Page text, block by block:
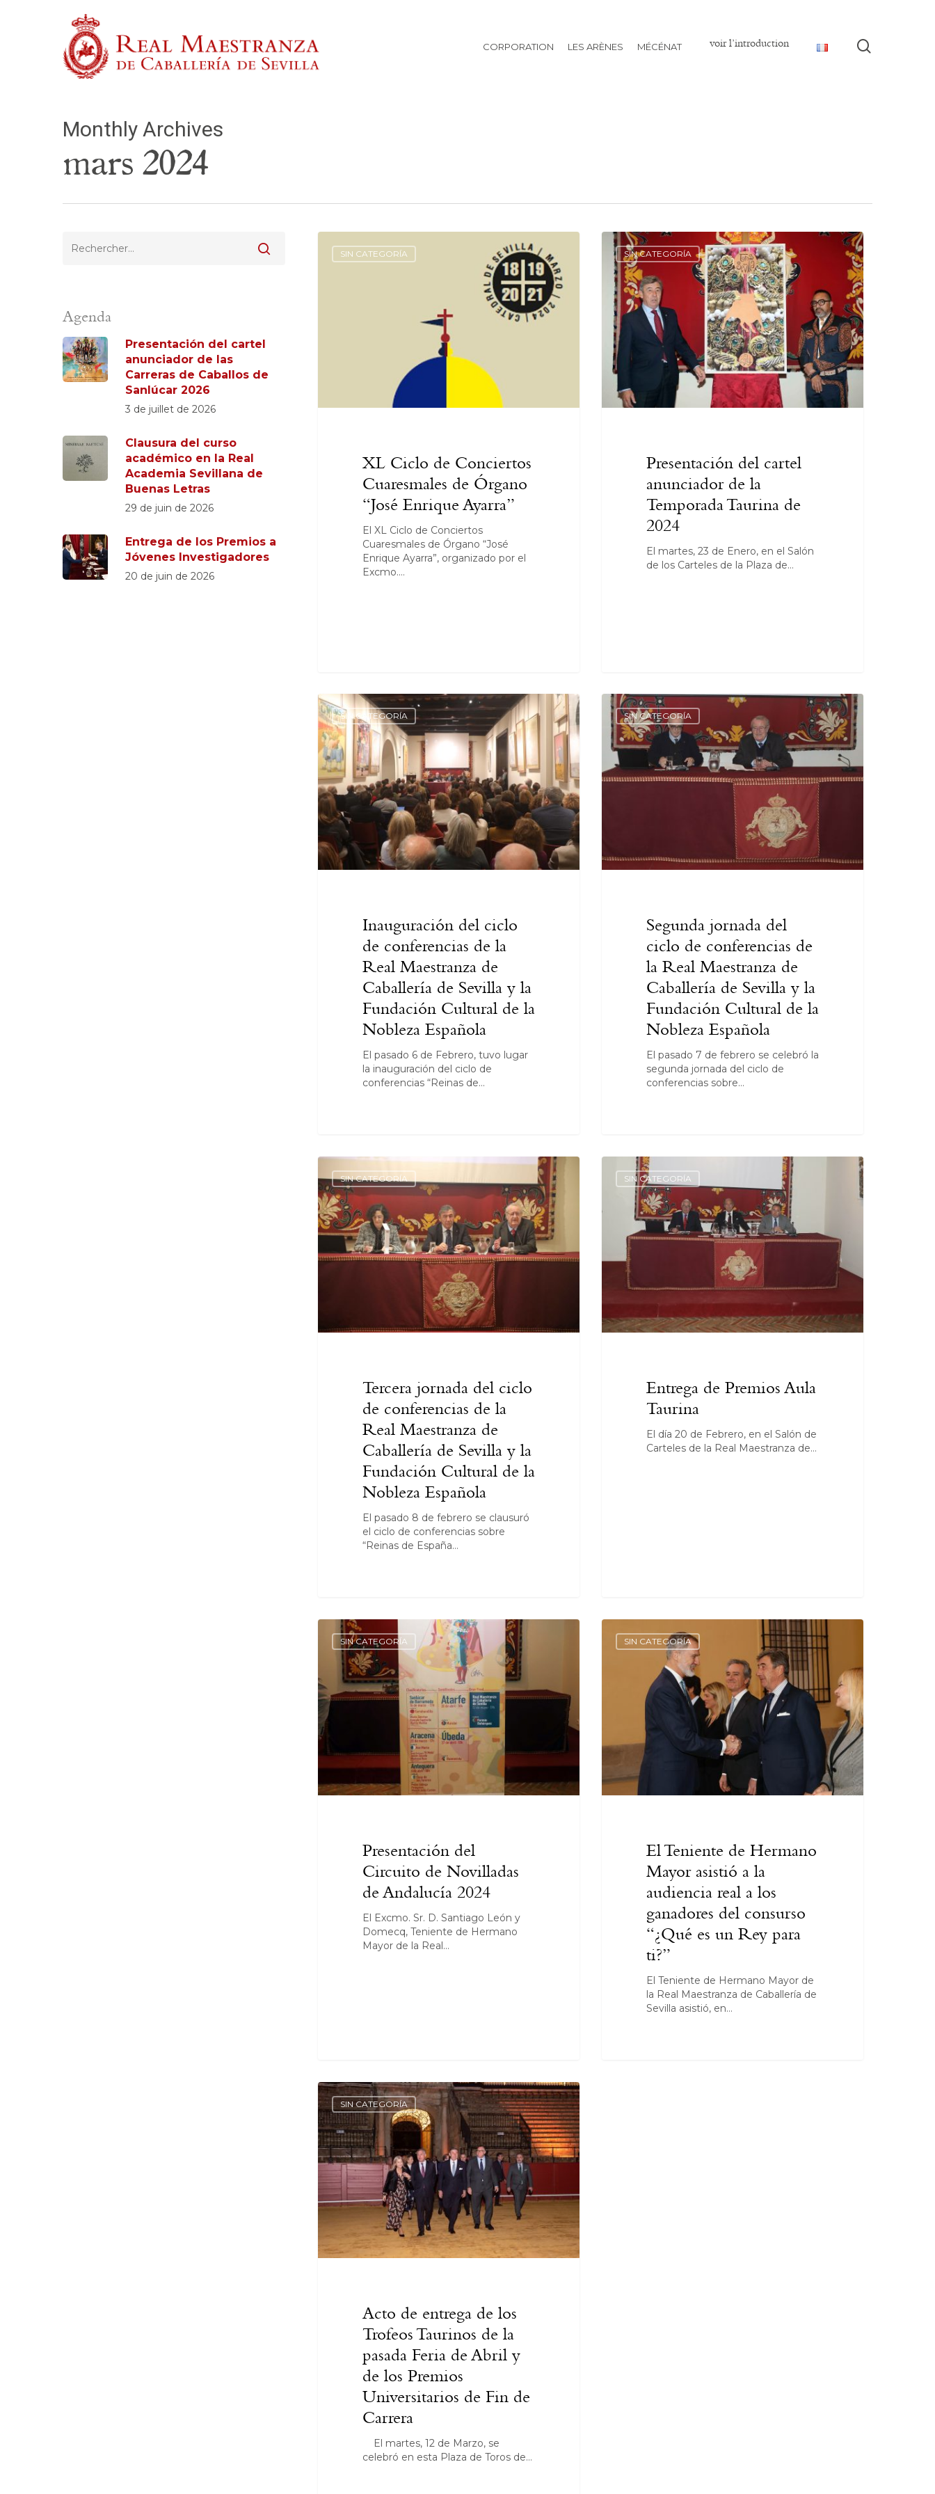
Tape entrée pour rechercher ou échap pour fermer
CORPORATION LES ARÈNES MÉCÉNAT voir l’introduction
Monthly Archives
mars 2024
SIN CATEGORÍA
XL Ciclo de Conciertos
Cuaresmales de Órgano
“José Enrique Ayarra”
El XL Ciclo de Conciertos
Cuaresmales de Órgano “José
Enrique Ayarra”, organizado por el
Excmo.…
SIN CATEGORÍA
Presentación del cartel
anunciador de la
Temporada Taurina de
2024
El martes, 23 de Enero, en el Salón
de los Carteles de la Plaza de…
SIN CATEGORÍA
Inauguración del ciclo
de conferencias de la
Real Maestranza de
Caballería de Sevilla y la
Fundación Cultural de la
Nobleza Española
El pasado 6 de Febrero, tuvo lugar
la inauguración del ciclo de
conferencias “Reinas de…
SIN CATEGORÍA
Segunda jornada del
ciclo de conferencias de
la Real Maestranza de
Caballería de Sevilla y la
Fundación Cultural de la
Nobleza Española
El pasado 7 de febrero se celebró la
segunda jornada del ciclo de
conferencias sobre…
SIN CATEGORÍA
Tercera jornada del ciclo
de conferencias de la
Real Maestranza de
Caballería de Sevilla y la
Fundación Cultural de la
Nobleza Española
El pasado 8 de febrero se clausuró
el ciclo de conferencias sobre
“Reinas de España…
SIN CATEGORÍA
Entrega de Premios Aula
Taurina
El día 20 de Febrero, en el Salón de
Carteles de la Real Maestranza de…
SIN CATEGORÍA
Presentación del
Circuito de Novilladas
de Andalucía 2024
El Excmo. Sr. D. Santiago León y
Domecq, Teniente de Hermano
Mayor de la Real…
SIN CATEGORÍA
El Teniente de Hermano
Mayor asistió a la
audiencia real a los
ganadores del consurso
“¿Qué es un Rey para
ti?”
El Teniente de Hermano Mayor de
la Real Maestranza de Caballería de
Sevilla asistió, en…
SIN CATEGORÍA
Acto de entrega de los
Trofeos Taurinos de la
pasada Feria de Abril y
de los Premios
Universitarios de Fin de
Carrera
El martes, 12 de Marzo, se
celebró en esta Plaza de Toros de…
Agenda
Presentación del cartel
anunciador de las
Carreras de Caballos de
Sanlúcar 2026
3 de juillet de 2026
Clausura del curso
académico en la Real
Academia Sevillana de
Buenas Letras
29 de juin de 2026
Entrega de los Premios a
Jóvenes Investigadores
20 de juin de 2026